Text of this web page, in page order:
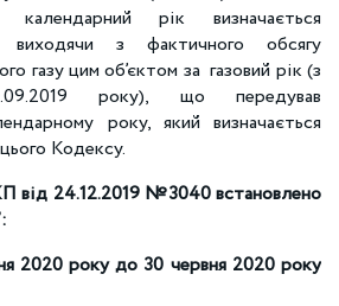
календарний рік визначається
з фактичного обсягу
газу цим об’єктом за газовий рік (з
року), що передував
року, який визначається
Кодексу.
24.12.2019 №3040 встановлено
2020 року до 30 червня 2020 року